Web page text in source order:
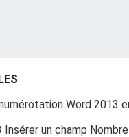
Word 2013
Insérer un champ